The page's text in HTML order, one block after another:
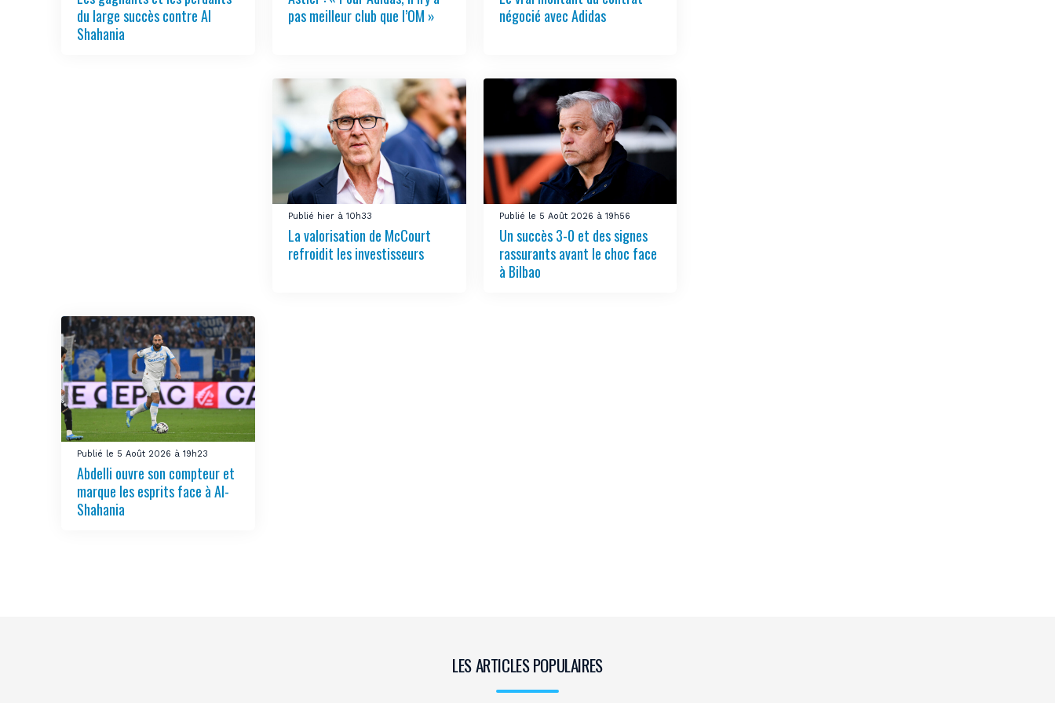
du large succès contre Al
Shahania
pas meilleur club que l’OM »
négocié avec Adidas
Publié hier à 10h33
La valorisation de McCourt
refroidit les investisseurs
Publié le 5 Août 2026 à 19h56
Un succès 3-0 et des signes
rassurants avant le choc face
à Bilbao
Publié le 5 Août 2026 à 19h23
Abdelli ouvre son compteur et
marque les esprits face à Al-
Shahania
LES ARTICLES POPULAIRES